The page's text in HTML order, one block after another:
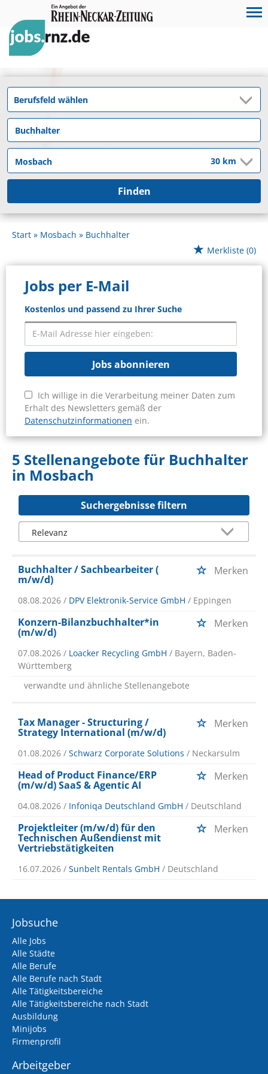
Finden
Start Mosbach
Buchhalter
Merkliste (0)
Jobs per E-Mail
Kostenlos und passend zu Ihrer Suche
Jobs abonnieren
Ich willige in die Verarbeitung meiner Daten zum
Erhalt des Newsletters gemäß der
Datenschutzinformationen ein.
5 Stellenangebote für Buchhalter
in Mosbach
Suchergebnisse filtern
Buchhalter / Sachbearbeiter (
m/w/d)
Merken
08.08.2026 / DPV Elektronik-Service GmbH / Eppingen
Konzern-Bilanzbuchhalter*in
(m/w/d)
Merken
07.08.2026 / Loacker Recycling GmbH / Bayern, Baden-
Württemberg
verwandte und ähnliche Stellenangebote
Tax Manager - Structuring /
Strategy International (m/w/d)
Merken
01.08.2026 / Schwarz Corporate Solutions / Neckarsulm
Head of Product Finance/ERP
(m/w/d) SaaS & Agentic AI
Merken
04.08.2026 / Infoniqa Deutschland GmbH / Deutschland
Projektleiter (m/w/d) für den
Technischen Außendienst mit
Vertriebstätigkeiten
Merken
16.07.2026 / Sunbelt Rentals GmbH / Deutschland
Jobsuche
Alle Jobs
Alle Städte
Alle Berufe
Alle Berufe nach Stadt
Alle Tätigkeitsbereiche
Alle Tätigkeitsbereiche nach Stadt
Ausbildung
Minijobs
Firmenprofil
Arbeitgeber